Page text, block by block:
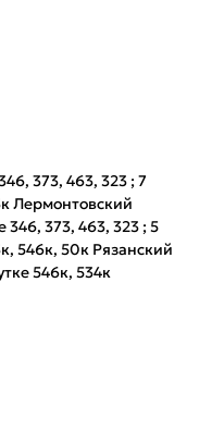
373, 463, 323 ; 7
Лермонтовский
346, 373, 463, 323 ; 5
546к, 50к Рязанский
546к, 534к